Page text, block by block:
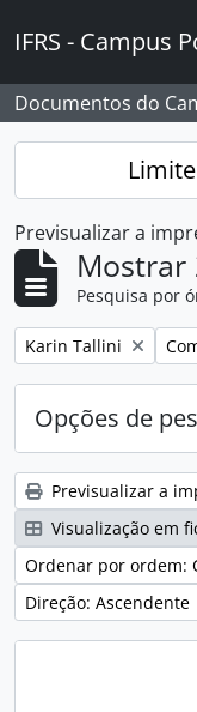
IFRS - Campus
Documentos do
Previsualizar a
Mostrar
Pesquisa por
Remover filtro:
Karin Tallini
Opções de
Previsualizar a
Visualização em
Ordenar por ordem:
Direção: Ascendente